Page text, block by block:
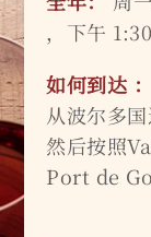
，下午
如何到达 ：
从波尔多
然后按照
Port de